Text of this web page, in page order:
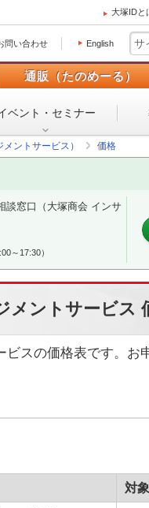
大塚IDと
問い合わせ English
通販（たのめーる）
ベント・ セミナー
ントサービス） 価格
談窓口
（大塚商会 インサ
～17:30）
メントサービス
スの価格表です。お
対